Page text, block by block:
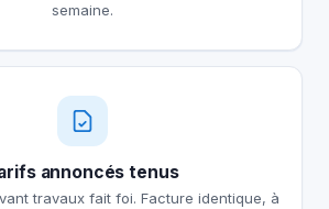
semaine.
annoncés tenus
travaux fait foi. Facture identique, à